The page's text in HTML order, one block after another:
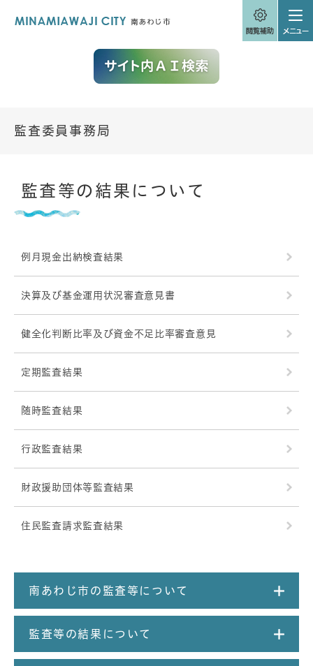
監査委員事務局
文監査等の結果について
例月現金出納検査結果
決算及び基金運用状況審査意見書
健全化判断比率及び資金不足比率審査意見
定期監査結果
随時監査結果
行政監査結果
財政援助団体等監査結果
住民監査請求監査結果
南あわじ市の監査等について
監査等の結果について